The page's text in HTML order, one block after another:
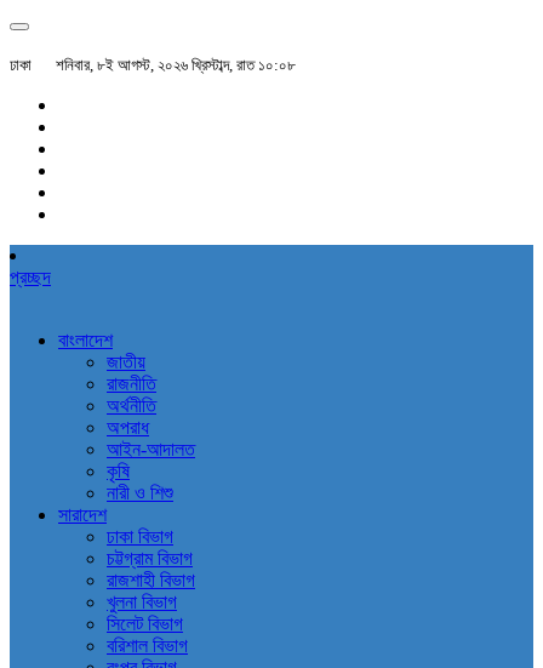
ঢাকা শনিবার, ৮ই আগস্ট, ২০২৬ খ্রিস্টাব্দ, রাত ১০:০৮
প্রচ্ছদ
বাংলাদেশ
জাতীয়
রাজনীতি
অর্থনীতি
অপরাধ
আইন-আদালত
কৃষি
নারী ও শিশু
সারাদেশ
ঢাকা বিভাগ
চট্টগ্রাম বিভাগ
রাজশাহী বিভাগ
খুলনা বিভাগ
সিলেট বিভাগ
বরিশাল বিভাগ